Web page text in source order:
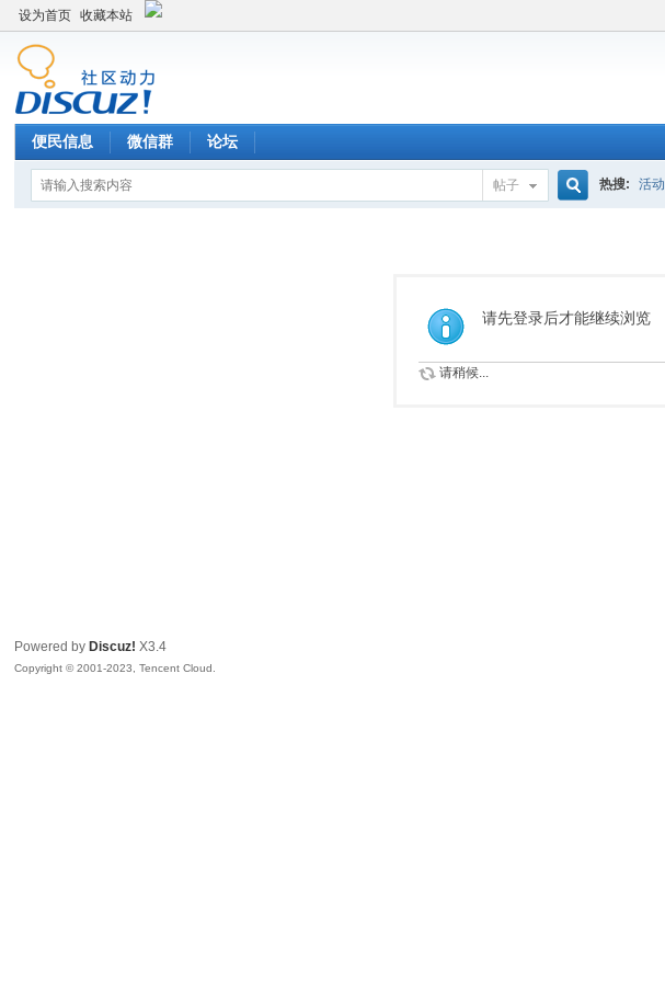
设为首页 收藏本站
便民信息 微信群 论坛
帖子
索
热搜: 活动
请先登录后才能继续浏览
请稍候...
Powered by Discuz! X3.4
Copyright © 2001-2023, Tencent Cloud.